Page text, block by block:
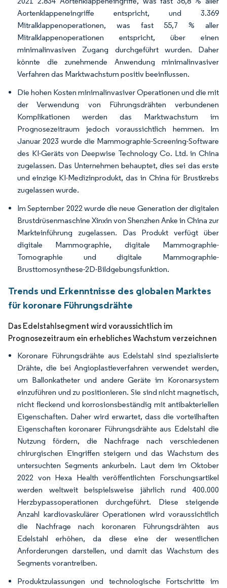
Aortenklappeneingriffe entspricht, und 3.369
Mitralklappenoperationen, was fast 55,7 % aller
Mitralklappenoperationen entspricht, über einen
minimalinvasiven Zugang durchgeführt wurden. Daher
könnte die zunehmende Anwendung minimalinvasiver
Verfahren das Marktwachstum positiv beeinflussen.
Die hohen Kosten minimalinvasiver Operationen und die mit
der Verwendung von Führungsdrähten verbundenen
Komplikationen werden das Marktwachstum im
Prognosezeitraum jedoch voraussichtlich hemmen. Im
Januar 2023 wurde die Mammographie-Screening-Software
des KI-Geräts von Deepwise Technology Co. Ltd. in China
zugelassen. Das Unternehmen behauptet, dies sei das erste
und einzige KI-Medizinprodukt, das in China für Brustkrebs
zugelassen wurde.
Im September 2022 wurde die neue Generation der digitalen
Brustdrüsenmaschine Xinxin von Shenzhen Anke in China zur
Markteinführung zugelassen. Das Produkt verfügt über
digitale Mammographie, digitale Mammographie-
Tomographie und digitale Mammographie-
Brusttomosynthese-2D-Bildgebungsfunktion.
Trends und Erkenntnisse des globalen Marktes
für koronare Führungsdrähte
Das Edelstahlsegment wird voraussichtlich im
Prognosezeitraum ein erhebliches Wachstum verzeichnen
Koronare Führungsdrähte aus Edelstahl sind spezialisierte
Drähte, die bei Angioplastieverfahren verwendet werden,
um Ballonkatheter und andere Geräte im Koronarsystem
einzuführen und zu positionieren. Sie sind nicht magnetisch,
nicht fleckend und korrosionsbeständig mit antibakteriellen
Eigenschaften. Daher wird erwartet, dass die vorteilhaften
Eigenschaften koronarer Führungsdrähte aus Edelstahl die
Nutzung fördern, die Nachfrage nach verschiedenen
chirurgischen Eingriffen steigern und das Wachstum des
untersuchten Segments ankurbeln. Laut dem im Oktober
2022 von Hexa Health veröffentlichten Forschungsartikel
werden weltweit beispielsweise jährlich rund 400.000
Herzbypassoperationen durchgeführt. Diese steigende
Anzahl kardiovaskulärer Operationen wird voraussichtlich
die Nachfrage nach koronaren Führungsdrähten aus
Edelstahl erhöhen, da diese eine der wesentlichen
Anforderungen darstellen, und damit das Wachstum des
Segments vorantreiben.
Produktzulassungen und technologische Fortschritte im